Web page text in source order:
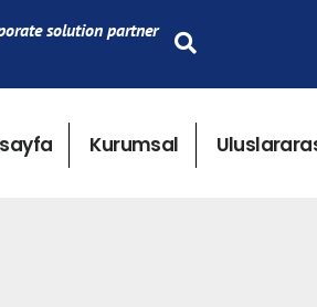
solution partner
Kurumsal